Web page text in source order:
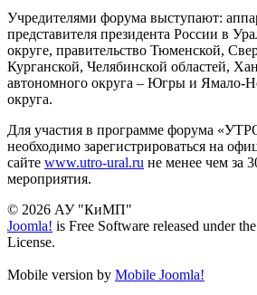
Учредителями форума выступают:
представителя президента России в
округе, правительство Тюменской,
Курганской, Челябинской областей,
автономного округа – Югры и Ямало-
округа.
Для участия в программе форума
необходимо зарегистрироваться на
сайте www.utro-ural.ru не менее чем за
мероприятия.
© 2026 АУ "КиМП"
Joomla! is Free Software released under
License.
Mobile version by Mobile Joomla!